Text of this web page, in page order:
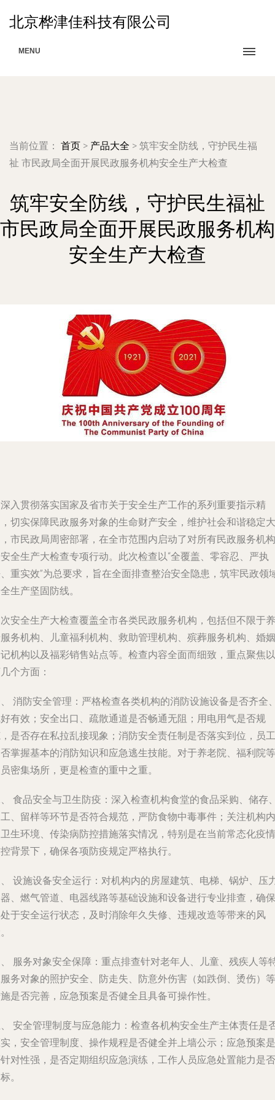
北京桦津佳科技有限公司
MENU
当前位置： 首页 > 产品大全 > 筑牢安全防线，守护民生福
祉 市民政局全面开展民政服务机构安全生产大检查
筑牢安全防线，守护民生福祉
市民政局全面开展民政服务机构
安全生产大检查
入贯彻落实国家及省市关于安全生产工作的系列重要指示精
切实保障民政服务对象的生命财产安全，维护社会和谐稳定大
市民政局周密部署，在全市范围内启动了对所有民政服务机构
全生产大检查专项行动。此次检查以“全覆盖、零容忍、严执
重实效”为总要求，旨在全面排查整治安全隐患，筑牢民政领
生产坚固防线。
安全生产大检查覆盖全市各类民政服务机构，包括但不限于养
务机构、儿童福利机构、救助管理机构、殡葬服务机构、婚姻
机构以及福彩销售站点等。检查内容全面而细致，重点聚焦以
个方面：
消防安全管理 ：严格检查各类机构的消防设施设备是否齐全
有效；安全出口、疏散通道是否畅通无阻；用电用气是否规
是否存在私拉乱接现象；消防安全责任制是否落实到位，员工
掌握基本的消防知识和应急逃生技能。对于养老院、福利院等
密集场所，更是检查的重中之重。
食品安全与卫生防疫 ：深入检查机构食堂的食品采购、储存
、留样等环节是否符合规范，严防食物中毒事件；关注机构内
生环境、传染病防控措施落实情况，特别是在当前常态化疫情
背景下，确保各项防疫规定严格执行。
设施设备安全运行 ：对机构内的房屋建筑、电梯、锅炉、压
、燃气管道、电器线路等基础设施和设备进行专业排查，确保
于安全运行状态，及时消除年久失修、违规改造等带来的风
服务对象安全保障 ：重点排查针对老年人、儿童、残疾人等
务对象的照护安全、防走失、防意外伤害（如跌倒、烫伤）等
是否完善，应急预案是否健全且具备可操作性。
安全管理制度与应急能力 ：检查各机构安全生产主体责任是
，安全管理制度、操作规程是否健全并上墙公示；应急预案是
对性强，是否定期组织应急演练，工作人员应急处置能力是否
。